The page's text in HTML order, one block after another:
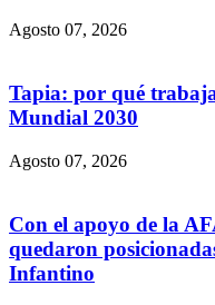
Agosto 07, 2026
Tapia: por qué
Mundial 2030
Agosto 07, 2026
Con el apoyo de la
quedaron
Infantino